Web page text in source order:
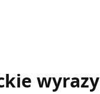
wyrazy